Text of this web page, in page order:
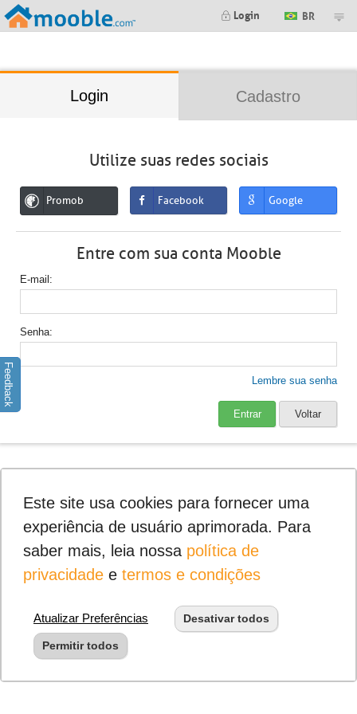
Login BR
Login Cadastro
Utilize suas redes sociais
Promob Facebook Google
Entre com sua conta Mooble
E-mail
Senha
Lembre sua senha
Entrar Voltar
Feedback
Este site usa cookies para fornecer uma
experiência de usuário aprimorada. Para
saber mais, leia nossa política de
privacidadee termos e condições
Atualizar Preferências Desativar todos
Permitir todos